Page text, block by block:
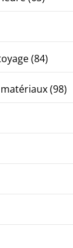
(84)
(98)